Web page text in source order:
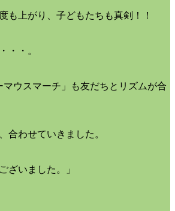
も上がり、子どもたちも真剣！！
・・。
マウスマーチ」も友だちとリズムが合
合わせていきました。
ざいました。」